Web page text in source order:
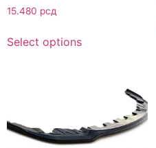
15.480 рсд
Select options